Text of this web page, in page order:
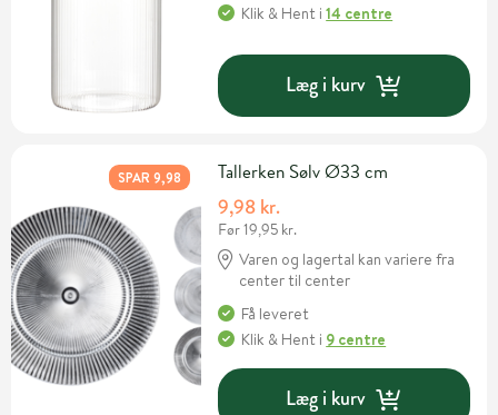
Klik & Hent i14 centre
Læg i kurv
SPAR 9,98 Tallerken Sølv Ø33 cm
9,98 kr.
Før 19,95 kr.
Varen og lagertal kan variere fra
center til center
Få leveret
Klik & Hent i 9 centre
Læg i kurv